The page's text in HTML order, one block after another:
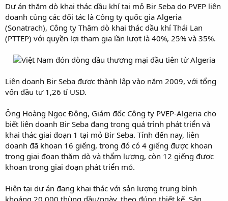
Dự án thăm dò khai thác dầu khí tại mỏ Bir Seba do PVEP liên
doanh cùng các đối tác là Công ty quốc gia Algeria
(Sonatrach), Công ty Thăm dò khai thác dầu khí Thái Lan
(PTTEP) với quyền lợi tham gia lần lượt là 40%, 25% và 35%.
Liên doanh Bir Seba được thành lập vào năm 2009, với tổng
vốn đầu tư 1,26 tỉ USD.
Ông Hoàng Ngọc Đông, Giám đốc Công ty PVEP-Algeria cho
biết liên doanh Bir Seba đang trong quá trình phát triển và
khai thác giai đoạn 1 tại mỏ Bir Seba. Tính đến nay, liên
doanh đã khoan 16 giếng, trong đó có 4 giếng được khoan
trong giai đoạn thăm dò và thẩm lượng, còn 12 giếng được
khoan trong giai đoạn phát triển mỏ.
Hiện tại dự án đang khai thác với sản lượng trung bình
khoảng 20.000 thùng dầu/ngày, theo đúng thiết kế. Sản